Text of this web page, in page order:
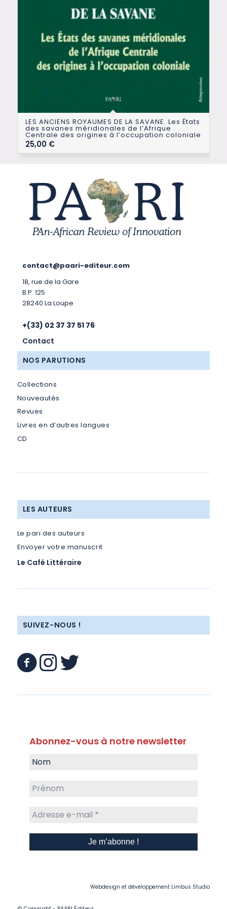
LES ANCIENS ROYAUMES DE LA SAVANE. Les États
des savanes méridionales de l’Afrique
Centrale des origines à l’occupation coloniale
25,00 €
contact@paari-editeur.com
18, rue de la Gare
B.P. 125
28240 La Loupe
+(33) 02 37 37 51 76
Contact
NOS PARUTIONS
Collections
Nouveautés
Revues
Livres en d’autres langues
CD
LES AUTEURS
Le pari des auteurs
Envoyer votre manuscrit
Le Café Littéraire
SUIVEZ-NOUS !
Abonnez-vous à notre newsletter
Webdesign et développement Limbus Studio